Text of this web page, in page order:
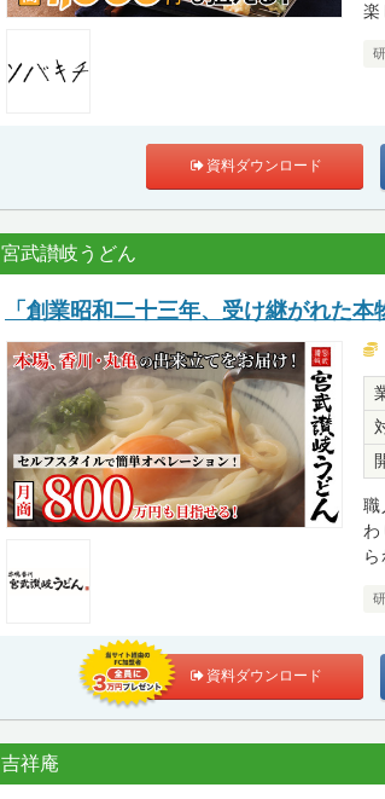
楽
資料ダウンロード
宮武讃岐うどん
「創業昭和二十三年、受け継がれた本
職
わ
資料ダウンロード
吉祥庵